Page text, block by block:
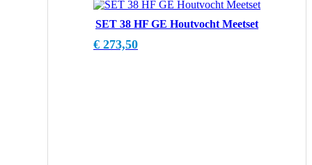
SET 38 HF GE Houtvocht Meetset
€ 273,50